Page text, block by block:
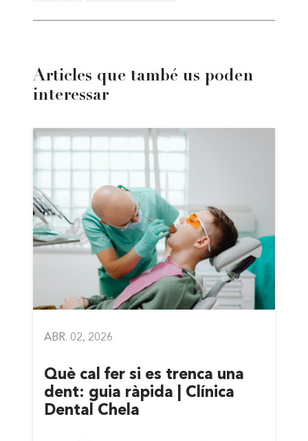
Articles que també us poden
interessar
ABR. 02, 2026
Què cal fer si es trenca una
dent: guia ràpida | Clínica
Dental Chela